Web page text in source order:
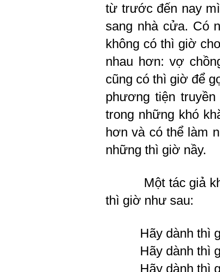
từ trước đến nay
sang nhà cửa. Có
không có thì giờ
nhau hơn: vợ
cũng có thì giờ để
phương tiện
trong những khó
hơn và có thể làm
những thì giờ nầy.
Một tác giả
thì giờ như sau:
Hãy dành thì giờ
Hãy dành thì giờ
Hãy dành thì giờ